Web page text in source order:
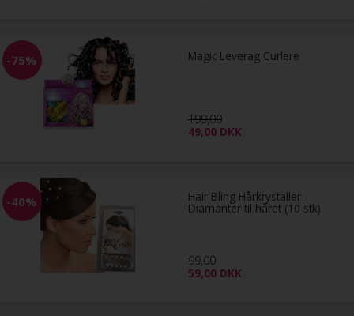
-75% Magic Leverag Curlere
199,00
49,00 DKK
-40% Hair Bling Hårkrystaller -
Diamanter til håret (10 stk)
99,00
59,00 DKK